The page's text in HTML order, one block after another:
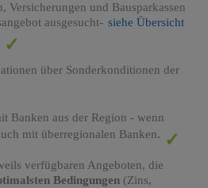
Versicherungen und Bausparkassen
ausgesucht- siehe Übersicht
über Sonderkonditionen der
Banken aus der Region - wenn
mit überregionalen Banken.
verfügbaren Angeboten, die
Bedingungen(Zins,